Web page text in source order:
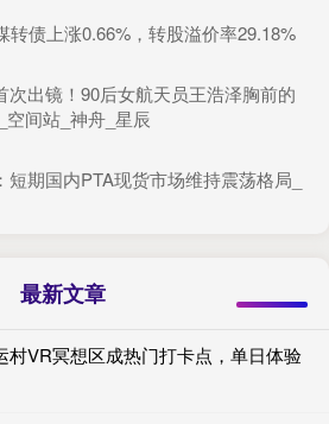
转债上涨0.66%，转股溢价率29.18%
次出镜！90后女航天员王浩泽胸前的
空间站_神舟_星辰
期国内PTA现货市场维持震荡格局_
最新文章
村VR冥想区成热门打卡点，单日体验